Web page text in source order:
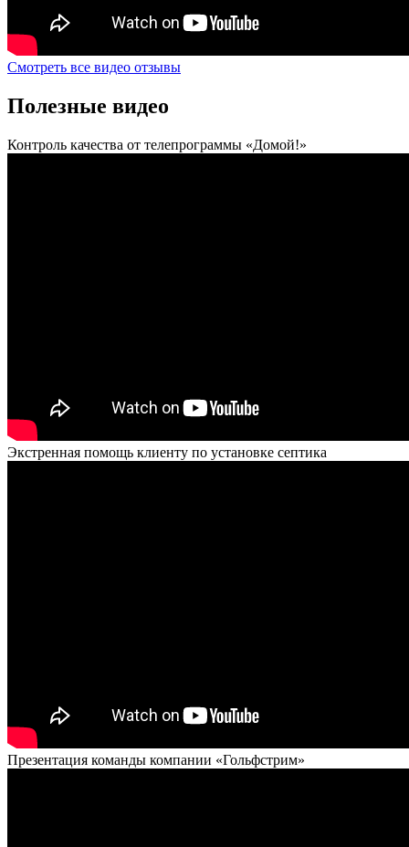
Смотреть все видео отзывы
Полезные видео
Контроль качества от телепрограммы «Домой!»
Экстренная помощь клиенту по установке септика
Презентация команды компании «Гольфстрим»